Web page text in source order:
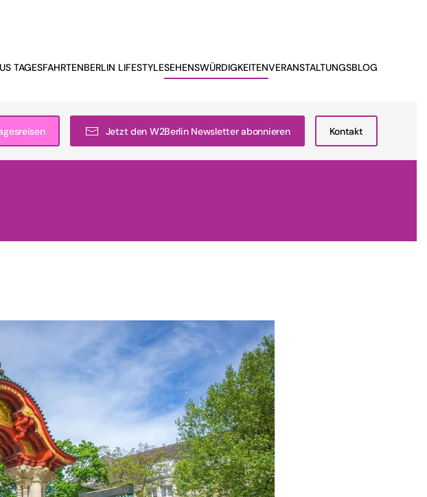
TAGESFAHRTENBERLIN LIFESTYLESEHENSWÜRDIGKEITENVERANSTALTUNGSBLOG
Jetzt den W2Berlin Newsletter abonnieren Kontakt